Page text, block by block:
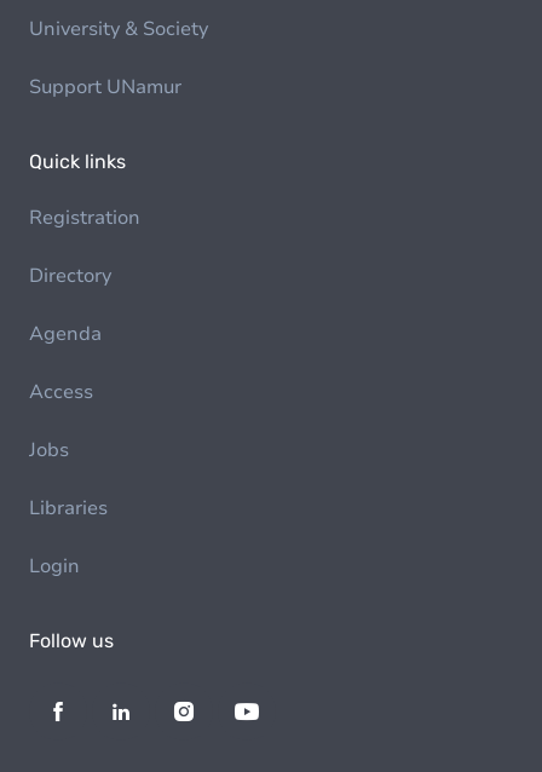
University & Society
Support UNamur
Quick links
Registration
Directory
Agenda
Access
Jobs
Libraries
Login
Follow us